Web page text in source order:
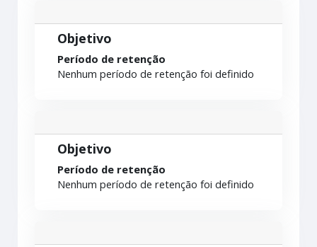
Objetivo
Período de retenção
Nenhum período de retenção foi definido
Objetivo
Período de retenção
Nenhum período de retenção foi definido